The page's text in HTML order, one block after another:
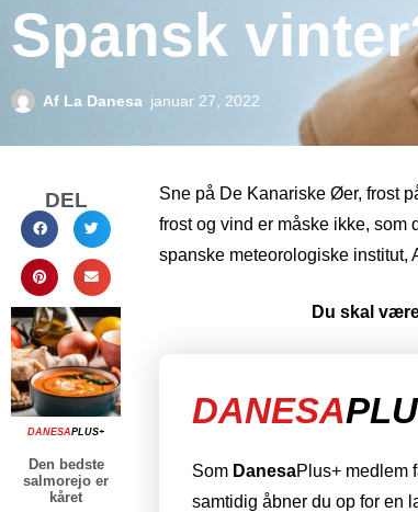
Spansk
Af La Danesa januar 27, 2022
DEL
DANESAPLUS+
Den bedste
salmorejo er
kåret
Sne på De Kanariske Øer, frost
frost og vind er måske ikke, som
spanske meteorologiske
Du skal
DANESA
Som DanesaPlus+ medlem
samtidig åbner du op for en